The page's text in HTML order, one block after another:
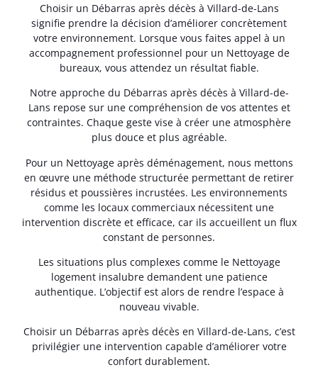
Choisir un Débarras après décès à Villard-de-Lans
signifie prendre la décision d’améliorer concrètement
votre environnement. Lorsque vous faites appel à un
accompagnement professionnel pour un Nettoyage de
bureaux, vous attendez un résultat fiable.
Notre approche du Débarras après décès à Villard-de-
Lans repose sur une compréhension de vos attentes et
contraintes. Chaque geste vise à créer une atmosphère
plus douce et plus agréable.
Pour un Nettoyage après déménagement, nous mettons
en œuvre une méthode structurée permettant de retirer
résidus et poussières incrustées. Les environnements
comme les locaux commerciaux nécessitent une
intervention discrète et efficace, car ils accueillent un flux
constant de personnes.
Les situations plus complexes comme le Nettoyage
logement insalubre demandent une patience
authentique. L’objectif est alors de rendre l’espace à
nouveau vivable.
Choisir un Débarras après décès en Villard-de-Lans, c’est
privilégier une intervention capable d’améliorer votre
confort durablement.